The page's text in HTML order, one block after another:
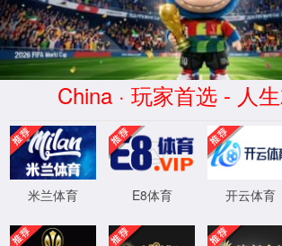
首页
当前位置： 首页>>发展历程 >>正文
2019年10月